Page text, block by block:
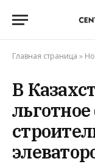
Главная страница »
В